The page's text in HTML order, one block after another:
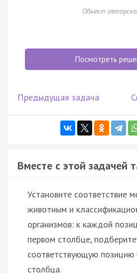
Объект
Посмотреть
Предыдущая задача
Вместе с этой задачей
Установите соответствие
животным и
организмов: к каждой
первом столбце, подберите
соответствующую позицию
столбца.